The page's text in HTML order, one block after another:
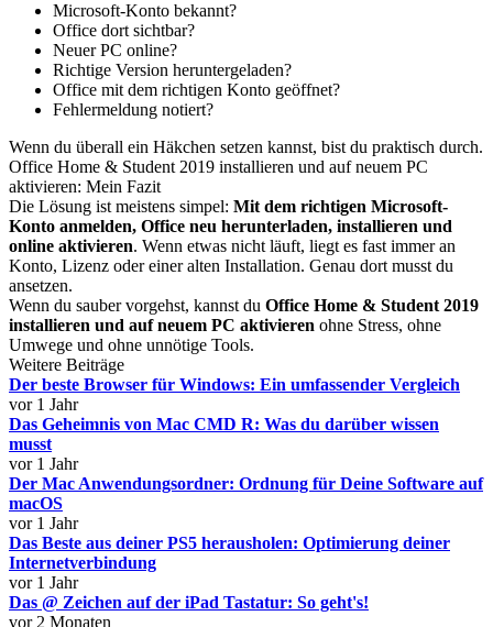
Microsoft-Konto bekannt?
Office dort sichtbar?
Neuer PC online?
Richtige Version heruntergeladen?
Office mit dem richtigen Konto geöffnet?
Fehlermeldung notiert?
Wenn du überall ein Häkchen setzen kannst, bist du praktisch durch.
Office Home & Student 2019 installieren und auf neuem PC
aktivieren: Mein Fazit
Die Lösung ist meistens simpel: Mit dem richtigen Microsoft-
Konto anmelden, Office neu herunterladen, installieren und
online aktivieren. Wenn etwas nicht läuft, liegt es fast immer an
Konto, Lizenz oder einer alten Installation. Genau dort musst du
ansetzen.
Wenn du sauber vorgehst, kannst du Office Home & Student 2019
installieren und auf neuem PC aktivieren ohne Stress, ohne
Umwege und ohne unnötige Tools.
Weitere Beiträge
Der beste Browser für Windows: Ein umfassender Vergleich
vor 1 Jahr
Das Geheimnis von Mac CMD R: Was du darüber wissen
musst
vor 1 Jahr
Der Mac Anwendungsordner: Ordnung für Deine Software auf
macOS
vor 1 Jahr
Das Beste aus deiner PS5 herausholen: Optimierung deiner
Internetverbindung
vor 1 Jahr
Das @ Zeichen auf der iPad Tastatur: So geht's!
vor 2 Monaten